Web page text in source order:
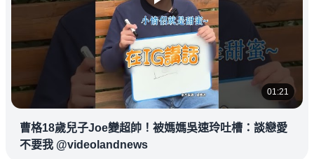
01:21
曹格18歲兒子Joe變超帥！被媽媽吳速玲吐槽：談戀愛
不要我 @videolandnews